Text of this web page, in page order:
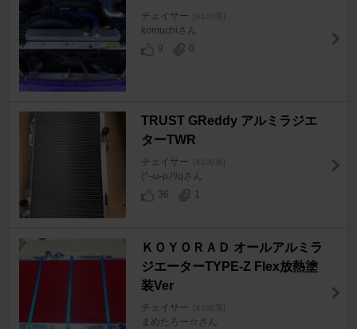
チェイサー [X100系]
komuchiさん
9
0
TRUST GReddy アルミラジエ
ターTWR
チェイサー [X100系]
(^-ω-pﾉﾘqさん
36
1
ＫＯＹＯＲＡＤ オールアルミラ
ジエーターTYPE-Z Flex放熱塗
装Ver
チェイサー [X100系]
まめたろー☆さん